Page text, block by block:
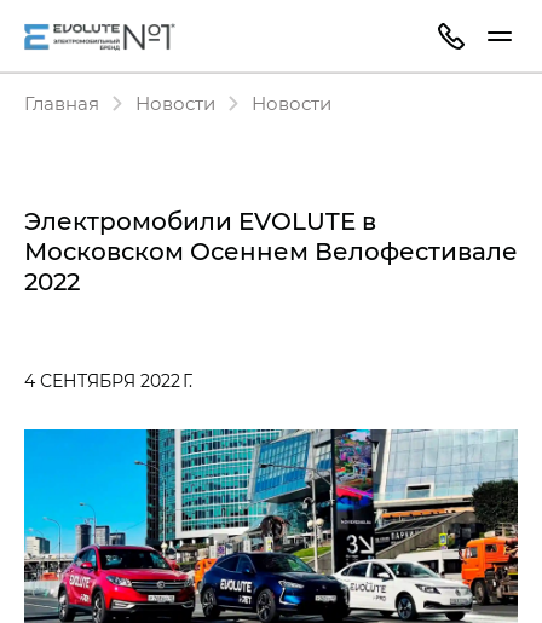
Главная Новости Новости
Электромобили EVOLUTE в
Московском Осеннем Велофестивале
2022
4 СЕНТЯБРЯ 2022 Г.